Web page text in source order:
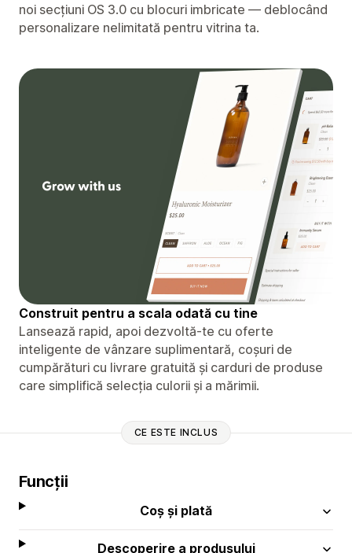
noi secțiuni OS 3.0 cu blocuri imbricate — deblocând
personalizare nelimitată pentru vitrina ta.
Construit pentru a scala odată cu tine
Lansează rapid, apoi dezvoltă-te cu oferte
inteligente de vânzare suplimentară, coșuri de
cumpărături cu livrare gratuită și carduri de produse
care simplifică selecția culorii și a mărimii.
CE ESTE INCLUS
Funcții
Coș și plată
Descoperire a produsului